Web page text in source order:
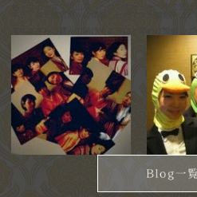
色々なポーズで沢山取ったのですが、その中で選ば
弁天橋店別々に撮影したのですが撮影中はど
来年はさらに喜んで頂けるようにと早めに撮影し